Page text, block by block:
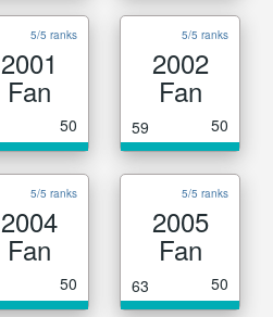
5/5 ranks
2001
Fan
50
5/5 ranks
2002
Fan
59 50
5/5 ranks
2004
Fan
50
5/5 ranks
2005
Fan
63 50